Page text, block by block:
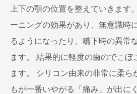
上下の顎の位置を整えていきます
ーニングの効果があり、無意識時
るようになったり、嚥下時の異常
ます。 結果的に軽度の歯のでこぼ
ます。
シリコン由来の非常に柔ら
もが一番いやがる「痛み」が出に